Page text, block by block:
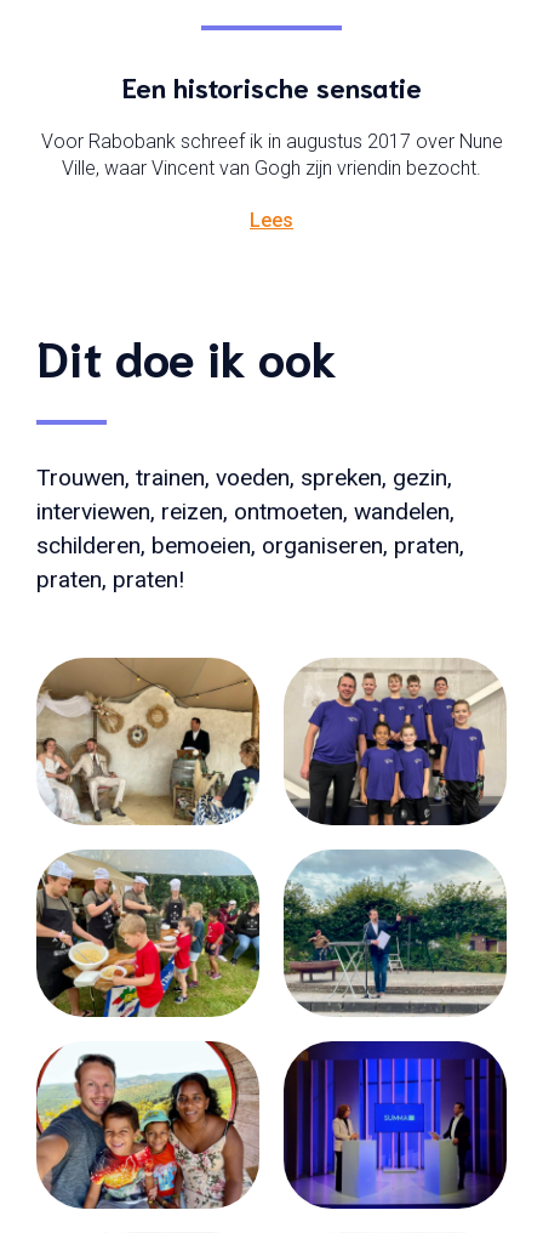
Een historische sensatie
Voor Rabobank schreef ik in augustus 2017 over Nune
Ville, waar Vincent van Gogh zijn vriendin bezocht.
Lees
Dit doe ik ook
Trouwen, trainen, voeden, spreken, gezin,
interviewen, reizen, ontmoeten, wandelen,
schilderen, bemoeien, organiseren, praten,
praten, praten!